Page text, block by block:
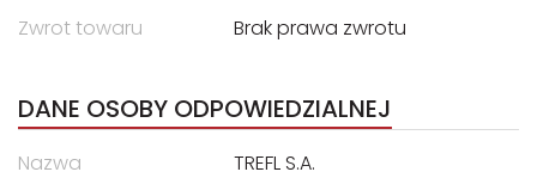
Zwrot towaru
Brak prawa zwrotu
DANE OSOBY ODPOWIEDZIALNEJ
Nazwa
TREFL S.A.